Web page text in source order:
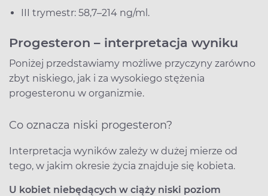
III trymestr: 58,7–214 ng/ml.
Progesteron – interpretacja wyniku
Poniżej przedstawiamy możliwe przyczyny zarówno
zbyt niskiego, jak i za wysokiego stężenia
progesteronu w organizmie.
Co oznacza niski progesteron?
Interpretacja wyników zależy w dużej mierze od
tego, w jakim okresie życia znajduje się kobieta.
U kobiet niebędących w ciąży niski poziom